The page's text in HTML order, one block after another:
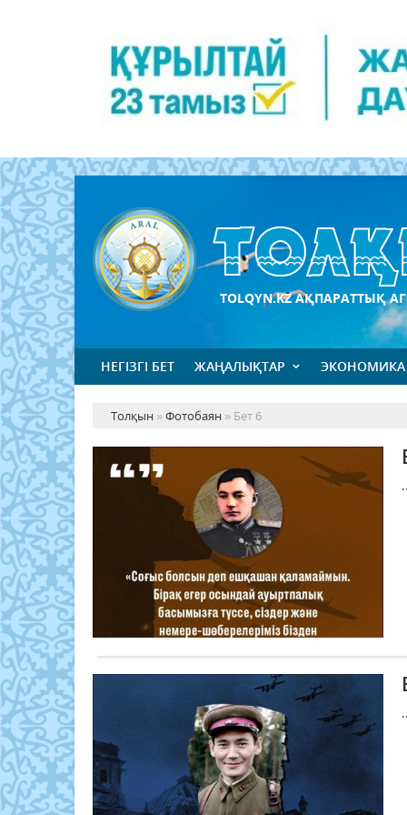
TOLQYN.KZ АҚПАРАТТЫҚ
НЕГІЗГІ БЕТ ЖАҢАЛЫҚТАР ЭКОНОМИКА
Толқын »Фотобаян » Бет 6